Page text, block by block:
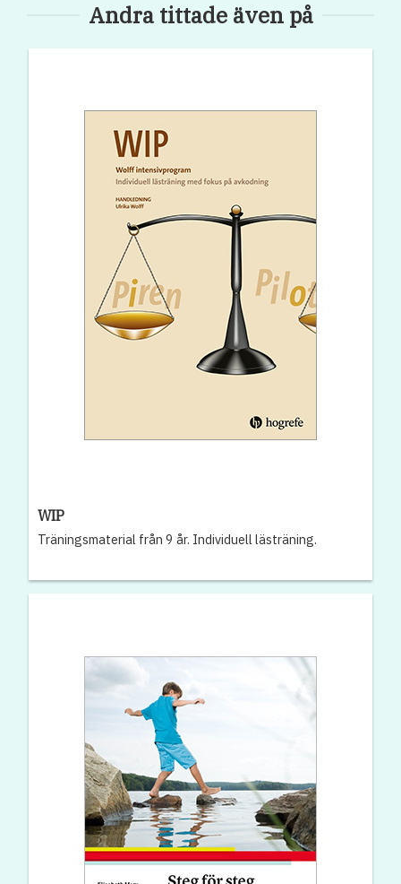
Andra tittade även på
WIP
Träningsmaterial från 9 år. Individuell lästräning.